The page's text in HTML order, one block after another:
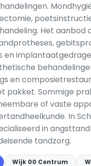
Het aanbod
en
en
pakket. Sommige
of vaste
In
in
tandzorg.
Wijk 00 Centrum